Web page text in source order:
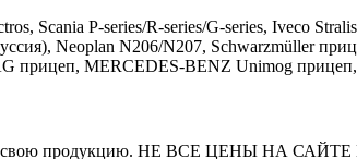
Scania P-series/R-series/G-series, Iveco
Neoplan N206/N207, Schwarzmüller
MERCEDES-BENZ Unimog прицеп,
на свою продукцию. НЕ ВСЕ ЦЕНЫ